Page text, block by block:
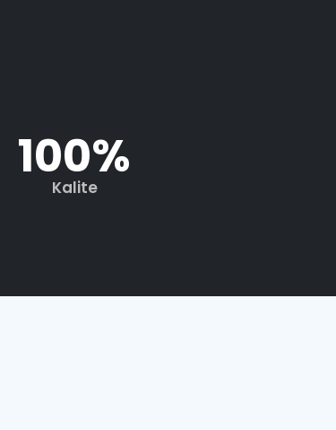
100%
Kalite